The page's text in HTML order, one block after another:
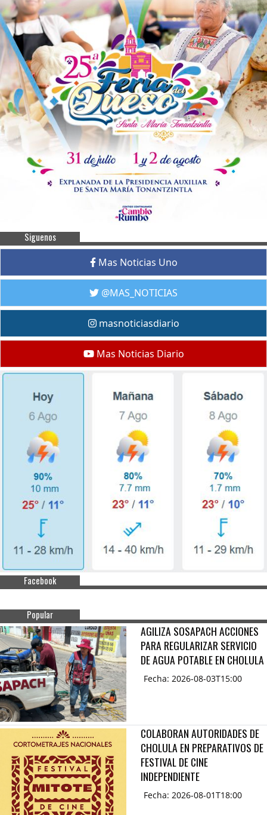
Siguenos
Mas Noticias Uno
@MAS_NOTICIAS
masnoticiasdiario
Mas Noticias Diario
Facebook
Popular
AGILIZA SOSAPACH ACCIONES
PARA REGULARIZAR SERVICIO
DE AGUA POTABLE EN CHOLULA
Fecha: 2026-08-03T15:00
COLABORAN AUTORIDADES DE
CHOLULA EN PREPARATIVOS DE
FESTIVAL DE CINE
INDEPENDIENTE
Fecha: 2026-08-01T18:00